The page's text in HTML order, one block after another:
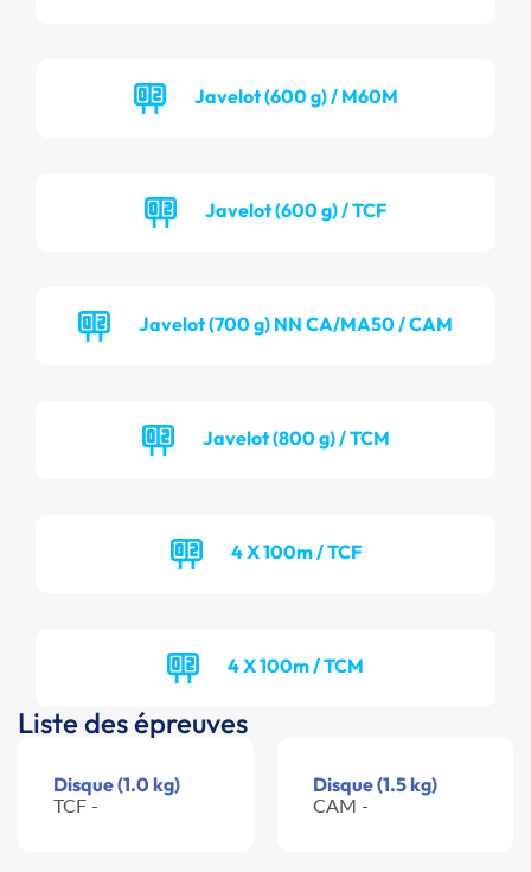
Javelot (600 g) / M60M
Javelot (600 g) / TCF
Javelot (700 g) NN CA/MA50 / CAM
Javelot (800 g) / TCM
4 X 100m / TCF
4 X 100m / TCM
Liste des épreuves
Disque (1.0 kg)
TCF -
Disque (1.5 kg)
CAM -